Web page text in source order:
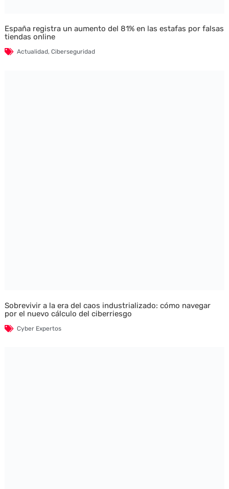
España registra un aumento del 81% en las estafas por falsas
tiendas online
Actualidad, Ciberseguridad
Sobrevivir a la era del caos industrializado: cómo navegar
por el nuevo cálculo del ciberriesgo
Cyber Expertos